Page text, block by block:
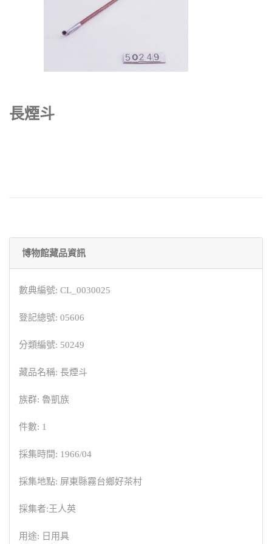
長煙斗
博物館藏品資訊
數典編號: CL_0030025
登記總號: 05606
分類編號: 50249
藏品名稱: 長煙斗
族群: 魯凱族
件數: 1
採集時間: 1966/04
採集地點: 屏東縣霧台鄉好茶村
採集者:王人英
用途: 日用具